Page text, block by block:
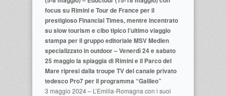
focus su Rimini e Tour de France per il
prestigioso Financial Times, mentre incentrato
su slow tourism e cibo tipico l’ultimo viaggio
stampa per il gruppo editoriale MSV Medien
specializzato in outdoor – Venerdì 24 e sabato
25 maggio la spiaggia di Rimini e il Parco del
Mare ripresi dalla troupe TV del canale privato
tedesco Pro7 per il programma “Galileo”
3 maggio 2024 – L’Emilia-Romagna con i suoi